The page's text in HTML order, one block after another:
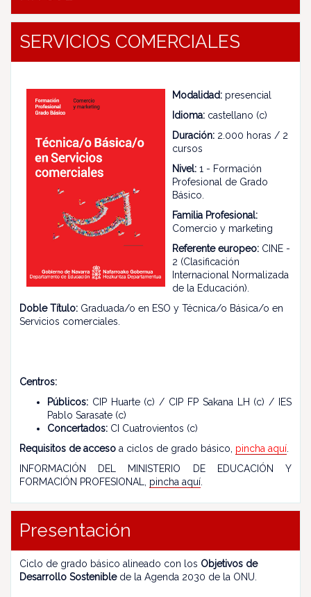
SERVICIOS COMERCIALES
Modalidad: presencial
Idioma: castellano (c)
Duración: 2.000 horas / 2
cursos
Nivel: 1 - Formación
Profesional de Grado
Básico.
Familia Profesional:
Comercio y marketing
Referente europeo: CINE -
2 (Clasificación
Internacional Normalizada
de la Educación).
Doble Título: Graduada/o en ESO y Técnica/o Básica/o en
Servicios comerciales.
Centros:
Públicos: CIP Huarte (c) / CIP FP Sakana LH (c) / IES
Pablo Sarasate (c)
Concertados: CI Cuatrovientos (c)
Requisitos de acceso a ciclos de grado básico, pincha aquí
INFORMACIÓN DEL MINISTERIO DE EDUCACIÓN Y
FORMACIÓN PROFESIONAL, pincha aquí
Presentación
Ciclo de grado básico alineado con los Objetivos de
Desarrollo Sosteniblede la Agenda 2030 de la ONU.